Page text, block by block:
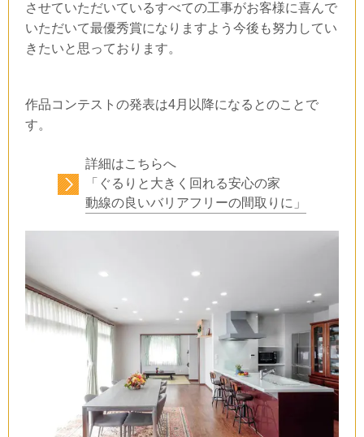
させていただいているすべての工事がお客様に喜んで
いただいて最優秀賞になりますよう今後も努力してい
きたいと思っております。
作品コンテストの発表は4月以降になるとのことで
す。
詳細はこちらへ
「ぐるりと大きく回れる安心の家
動線の良いバリアフリーの間取りに」